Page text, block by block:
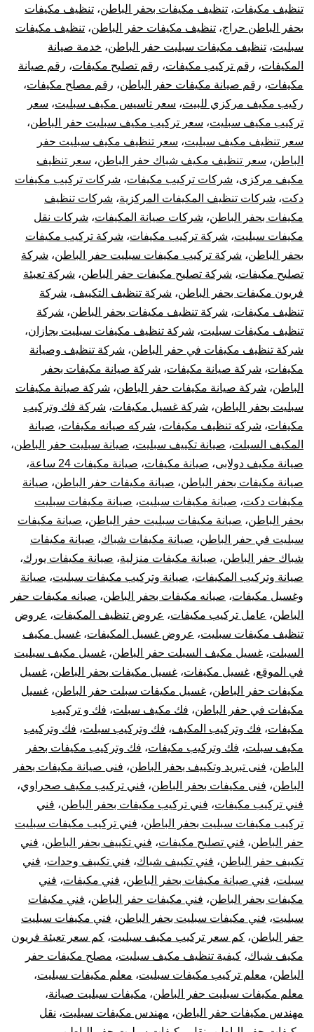
تنظيف مكيفات، تنظيف مكيفات بحفر الباطن، تنظيف مكيفات
بحفر الباطن حراج، تنظيف مكيفات حفر الباطن، تنظيف مكيفات
سبليت، تنظيف مكيفات سبليت حفر الباطن، خدمة صيانة
المكيفات، رقم تركيب مكيفات، رقم تصليح مكيفات، رقم صيانة
مكيفات، رقم صيانة مكيفات حفر الباطن، رقم مصلح مكيفات،
ركيب مكيف مركزي للبيت، سعر تاسيس مكيف سبليت، سعر
تركيب مكيف سبليت، سعر تركيب مكيف سبليت حفر الباطن،
سعر تنظيف مكيف سبليت، سعر تنظيف مكيف سبليت حفر
الباطن، سعر تنظيف مكيف شباك حفر الباطن، سعر تنظيف
مكيف مركزى، شركات تركيب مكيفات، شركات تركيب مكيفات
دكت، شركات تنظيف المكيفات المركزية، شركات تنظيف
مكيفات بحفر الباطن، شركات صيانة المكيفات، شركات نقل
مكيفات سبليت، شركة تركيب مكيفات، شركة تركيب مكيفات
بحفر الباطن، شركة تركيب مكيفات سبليت حفر الباطن، شركة
تصليح مكيفات، شركة تصليح مكيفات حفر الباطن، شركة تعبئة
فريون مكيفات بحفر الباطن، شركة تنظيف التكييف، شركة
تنظيف مكيفات، شركة تنظيف مكيفات بحفر الباطن، شركة
تنظيف مكيفات سبليت، شركة تنظيف مكيفات سبليت بجازان،
شركة تنظيف مكيفات في حفر الباطن، شركة تنظيف وصيانة
مكيفات، شركة صيانة مكيفات، شركة صيانة مكيفات بحفر
الباطن، شركة صيانة مكيفات حفر الباطن، شركة صيانة مكيفات
سبليت بحفر الباطن، شركة غسيل مكيفات، شركة فك وتركيب
مكيفات، شركه تنظيف مكيفات، شركه صيانه مكيفات، صيانة
المكيف السبلت، صيانة تكييف سبليت، صيانة سبليت حفر الباطن،
صيانة مكيف دولابى، صيانة مكيفات، صيانة مكيفات 24 ساعة
،
صيانة مكيفات بحفر الباطن، صيانة مكيفات حفر الباطن، صيانة
مكيفات دكت، صيانة مكيفات سبليت، صيانة مكيفات سبليت
بحفر الباطن، صيانة مكيفات سبليت حفر الباطن، صيانة مكيفات
سبليت في حفر الباطن، صيانة مكيفات شباك، صيانة مكيفات
شباك حفر الباطن، صيانة مكيفات منزلية، صيانة مكيفات يورك،
صيانة وتركيب المكيفات، صيانة وتركيب مكيفات سبليت، صيانة
وغسيل مكيفات، صيانه مكيفات بحفر الباطن، صيانه مكيفات حفر
الباطن، عامل تركيب مكيفات، عروض تنظيف المكيفات، عروض
تنظيف مكيفات سبليت، عروض غسيل المكيفات، غسيل مكيف
السبلت، غسيل مكيف السبلت حفر الباطن، غسيل مكيف سبليت
في الموقع، غسيل مكيفات، غسيل مكيفات بحفر الباطن، غسيل
مكيفات حفر الباطن، غسيل مكيفات سبلت حفر الباطن، غسيل
مكيفات في حفر الباطن، فك مكيف سبلت، فك و تركيب
مكيفات، فك وتركيب المكيف، فك وتركيب سبلت، فك وتركيب
مكيف سبلت، فك وتركيب مكيفات، فك وتركيب مكيفات بحفر
الباطن، فنى تبريد وتكييف بحفر الباطن، فنى صيانة مكيفات بحفر
الباطن، فنى مكيفات بحفر الباطن، فني تركيب مكيف صحراوي،
فني تركيب مكيفات، فني تركيب مكيفات بحفر الباطن، فني
تركيب مكيفات سبليت بحفر الباطن، فني تركيب مكيفات سبليت
حفر الباطن، فني تصليح مكيفات، فني تكييف بحفر الباطن، فني
تكييف حفر الباطن، فني تكييف شباك، فني تكييف وحدات، فني
سبلت، فني صيانة مكيفات بحفر الباطن، فني مكيفات، فني
مكيفات بحفر الباطن، فني مكيفات حفر الباطن، فني مكيفات
سبليت، فني مكيفات سبليت بحفر الباطن، فني مكيفات سبليت
حفر الباطن، كم سعر تركيب مكيف سبليت، كم سعر تعبئة فريون
مكيف شباك، كيفية تنظيف مكيف سبليت، مصلح مكيفات حفر
الباطن، معلم تركيب مكيفات سبليت، معلم مكيفات سبليت،
معلم مكيفات سبليت حفر الباطن، مكيفات سبليت صيانة،
مهندس مكيفات حفر الباطن، مهندس مكيفات سبليت، نقل